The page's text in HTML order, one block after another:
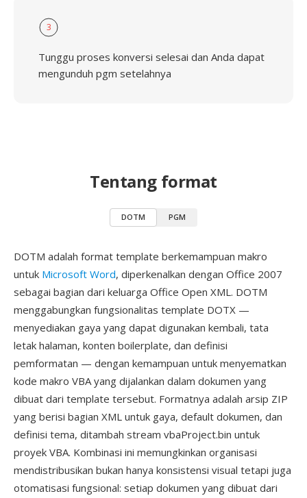
3
Tunggu proses konversi selesai dan Anda dapat
mengunduh pgm setelahnya
Tentang format
DOTM PGM
DOTM adalah format template berkemampuan makro
untuk Microsoft Word, diperkenalkan dengan Office 2007
sebagai bagian dari keluarga Office Open XML. DOTM
menggabungkan fungsionalitas template DOTX —
menyediakan gaya yang dapat digunakan kembali, tata
letak halaman, konten boilerplate, dan definisi
pemformatan — dengan kemampuan untuk menyematkan
kode makro VBA yang dijalankan dalam dokumen yang
dibuat dari template tersebut. Formatnya adalah arsip ZIP
yang berisi bagian XML untuk gaya, default dokumen, dan
definisi tema, ditambah stream vbaProject.bin untuk
proyek VBA. Kombinasi ini memungkinkan organisasi
mendistribusikan bukan hanya konsistensi visual tetapi juga
otomatisasi fungsional: setiap dokumen yang dibuat dari